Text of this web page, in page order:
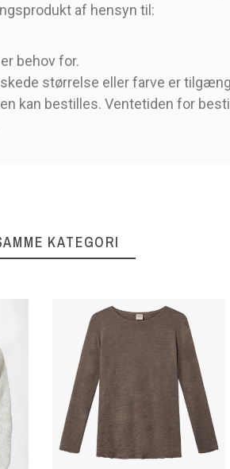
af hensyn til:
behov for.
størrelse eller farve er
kan bestilles. Ventetiden for
KATEGORI